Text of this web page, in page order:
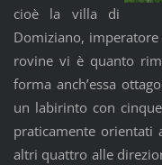
cioè la villa di
Domiziano,
rovine vi è quanto
forma anch’essa
un labirinto con
praticamente
altri quattro alle